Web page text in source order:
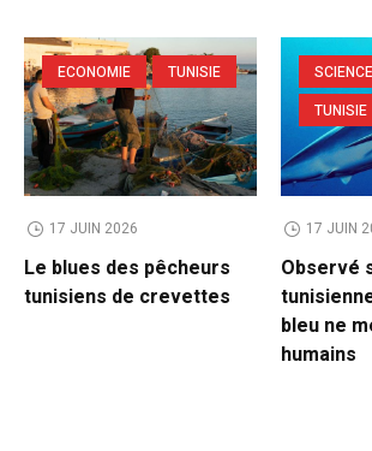
ECONOMIE TUNISIE
17 JUIN 2026
Le blues des pêcheurs
tunisiens de crevettes
SCIENCE
TUNISIE
17 JUIN
Observé
bleu ne
humains